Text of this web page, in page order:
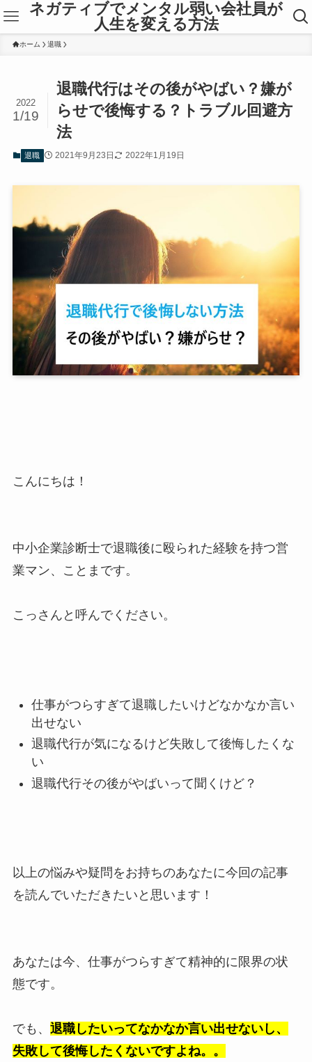
ネガティブでメンタル弱い会社員が
人生を変える方法
ホーム 退職
退職代行はその後がやばい？嫌が
らせで後悔する？トラブル回避方
法
2022
1/19
退職 2021年9月23日 2022年1月19日
こんにちは！
中小企業診断士で退職後に殴られた経験を持つ営
業マン、ことまです。
こっさんと呼んでください。
仕事がつらすぎて退職したいけどなかなか言い
出せない
退職代行が気になるけど失敗して後悔したくな
い
退職代行その後がやばいって聞くけど？
以上の悩みや疑問をお持ちのあなたに今回の記事
を読んでいただきたいと思います！
あなたは今、仕事がつらすぎて精神的に限界の状
態です。
でも、 退職したいってなかなか言い出せないし、
失敗して後悔したくないですよね。。